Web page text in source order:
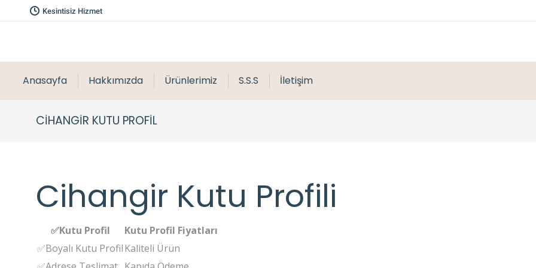
Kesintisiz Hizmet
Anasayfa Hakkımızda Ürünlerimiz S.S.S İletişim
CIHANGIR KUTU PROFIL
Cihangir Kutu Profili
✅Kutu Profil
Kutu Profil Fiyatları
✅Boyalı Kutu ProfilKaliteli Ürün